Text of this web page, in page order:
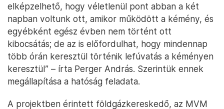
elképzelhető, hogy véletlenül pont abban a két
napban voltunk ott, amikor működött a kémény, és
egyébként egész évben nem történt ott
kibocsátás; de az is előfordulhat, hogy mindennap
több órán keresztül történik lefúvatás a kéményen
keresztül” – írta Perger András. Szerintük ennek
megállapítása a hatóság feladata.
A projektben érintett földgázkereskedő, az MVM